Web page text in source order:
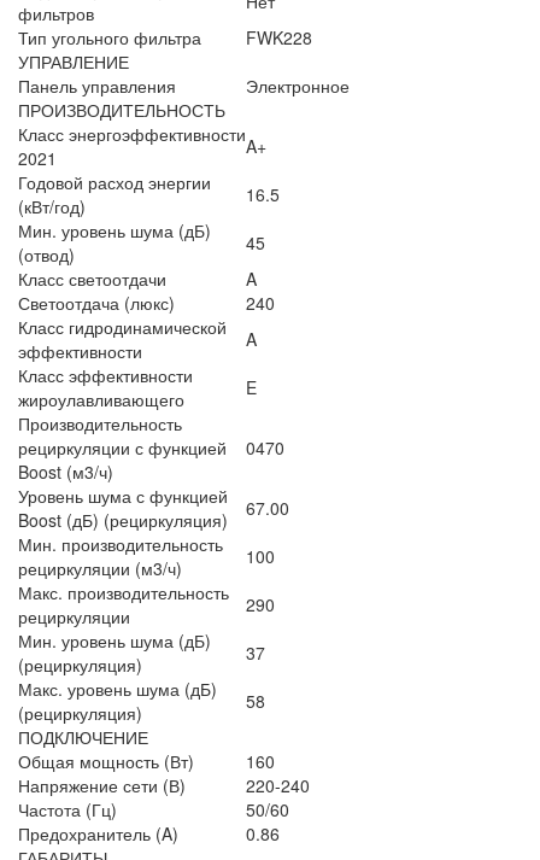
фильтров
Тип угольного фильтра
FWK228
УПРАВЛЕНИЕ
Панель управления
Электронное
ПРОИЗВОДИТЕЛЬНОСТЬ
Класс энергоэффективности
2021
A+
Годовой расход энергии
(кВт/год)
16.5
Мин. уровень шума (дБ)
(отвод)
45
Класс светоотдачи
A
Светоотдача (люкс)
240
Класс гидродинамической
эффективности
A
Класс эффективности
жироулавливающего
E
Производительность
рециркуляции с функцией
Boost (м3/ч)
0470
Уровень шума с функцией
Boost (дБ) (рециркуляция)
67.00
Мин. производительность
рециркуляции (м3/ч)
100
Макс. производительность
рециркуляции
290
Мин. уровень шума (дБ)
(рециркуляция)
37
Макс. уровень шума (дБ)
(рециркуляция)
58
ПОДКЛЮЧЕНИЕ
Общая мощность (Вт)
160
Напряжение сети (В)
220-240
Частота (Гц)
50/60
Предохранитель (A)
0.86